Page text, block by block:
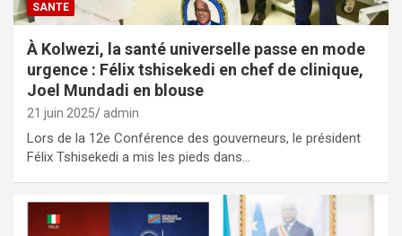
SANTE
À Kolwezi, la santé universelle passe en mode
urgence : Félix tshisekedi en chef de clinique,
Joel Mundadi en blouse
21 juin 2025 admin
Lors de la 12e Conférence des gouverneurs, le président
Félix Tshisekedi a mis les pieds dans…